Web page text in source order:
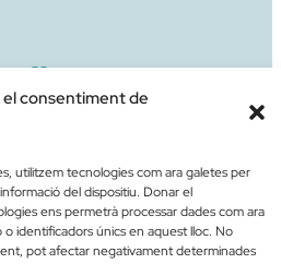
consentiment de
utilitzem tecnologies com ara galetes per
del dispositiu. Donar el
ens permetrà processar dades com ara
identificadors únics en aquest lloc. No
pot afectar negativament determinades